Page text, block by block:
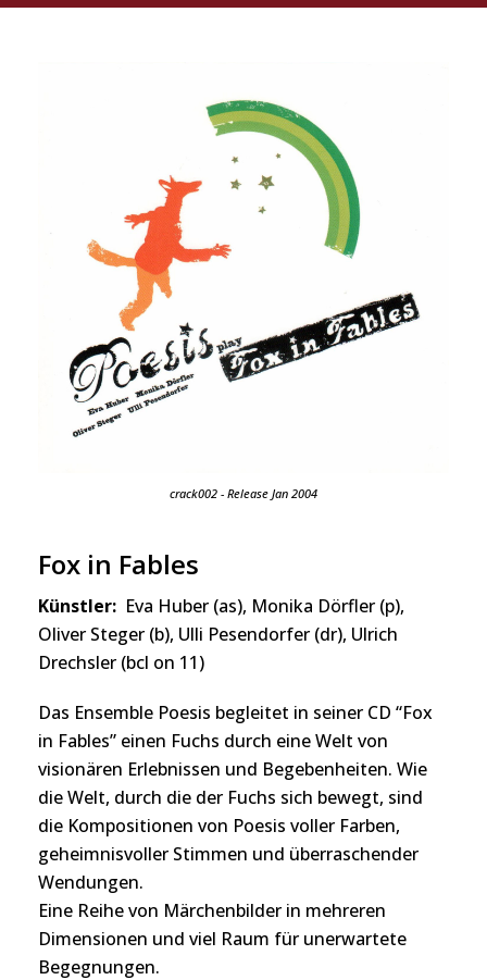
crack002 - Release Jan 2004
Fox in Fables
Künstler: Eva Huber (as), Monika Dörfler (p),
Oliver Steger (b), Ulli Pesendorfer (dr), Ulrich
Drechsler (bcl on 11)
Das Ensemble Poesis begleitet in seiner CD “Fox
in Fables” einen Fuchs durch eine Welt von
visionären Erlebnissen und Begebenheiten. Wie
die Welt, durch die der Fuchs sich bewegt, sind
die Kompositionen von Poesis voller Farben,
geheimnisvoller Stimmen und überraschender
Wendungen.
Eine Reihe von Märchenbilder in mehreren
Dimensionen und viel Raum für unerwartete
Begegnungen.